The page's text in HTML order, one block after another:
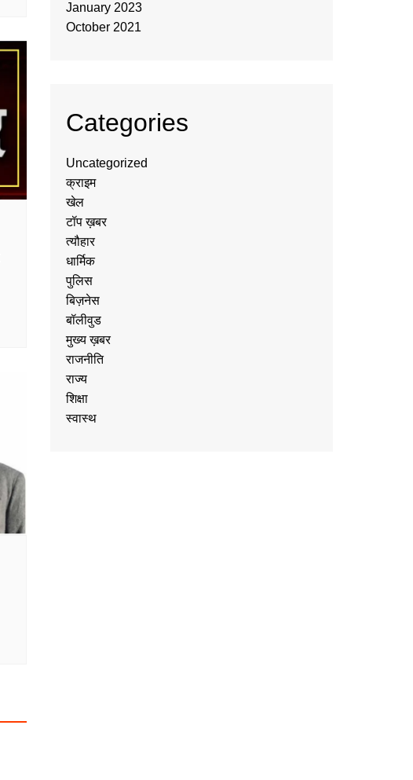
January 2023
October 2021
Categories
Uncategorized
क्राइम
खेल
टॉप ख़बर
त्यौहार
धार्मिक
पुलिस
बिज़नेस
बॉलीवुड
मुख्य ख़बर
राजनीति
राज्य
शिक्षा
स्वास्थ